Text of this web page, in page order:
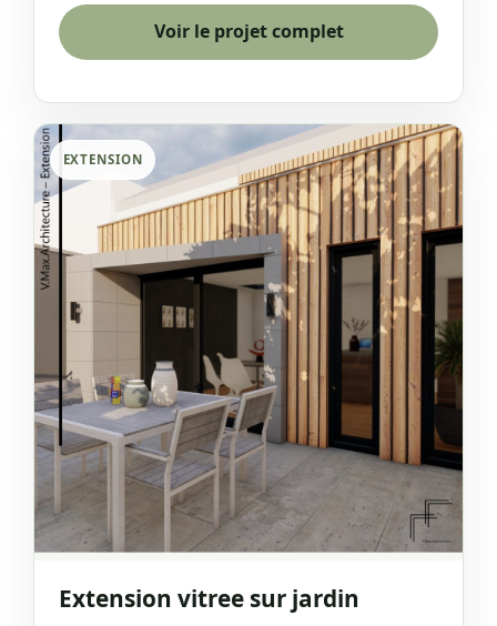
Voir le projet complet
EXTENSION
Extension vitree sur jardin